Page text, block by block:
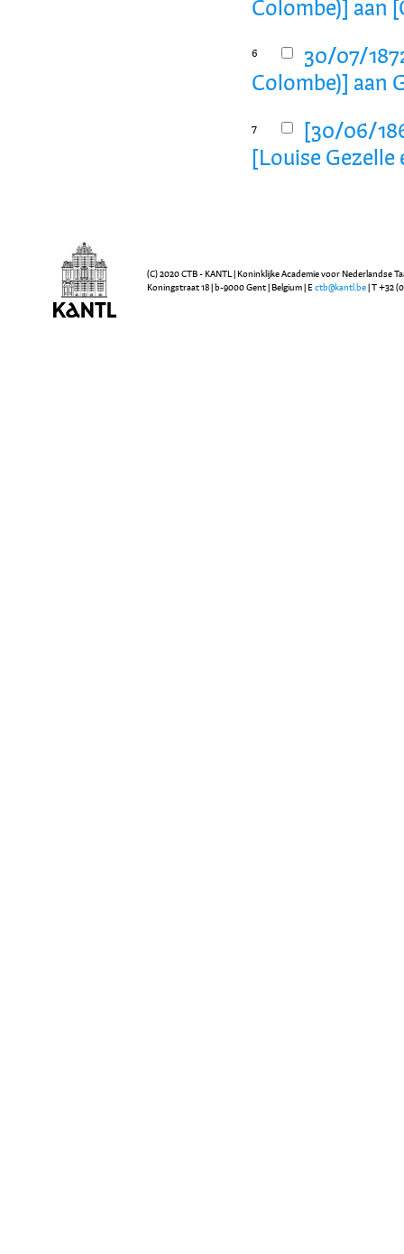
Colombe)] aan
6
30/07/
Colombe)] aan
7
[30/06/
[Louise
(C) 2020 CTB - KANTL | Koninklijke Academie voor Nederlandse
Koningstraat 18 | b-9000 Gent | Belgium | E ctb@kantl.be | T +32